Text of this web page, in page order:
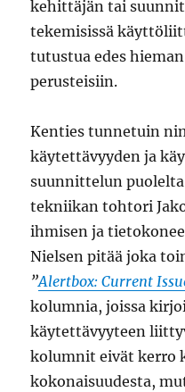
kehittäjän tai
tekemisissä
tutustua edes
perusteisiin.
Kenties tunnetuin
käytettävyyden ja
suunnittelun
tekniikan tohtori
ihmisen ja
Nielsen pitää joka
”Alertbox: Current
kolumnia, joissa
käytettävyyteen
kolumnit eivät kerro
kokonaisuudesta,